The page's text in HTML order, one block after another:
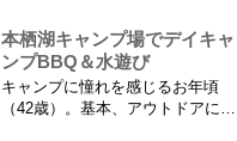
iPhone 6 Plusで確認しました。
カモノハシ通信3: Googleロケー
ション履歴がiOS8で復活！
※2013年11月8日 追記※ 残念な
こ...
本栖湖キャンプ場でデイキャ
ンプBBQ＆水遊び
キャンプに憧れを感じるお年頃
（42歳）。基本、アウトドアには